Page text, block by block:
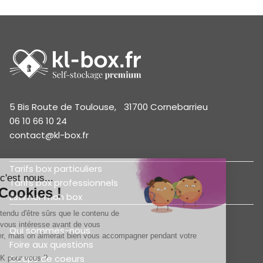
5 Bis Route de Toulouse, 31700 Cornebarrieu
06 10 66 10 24
contact@kl-box.fr
Tarifs box particuliers
Tarifs box professionnels
Estimer mon box
Qui sommes-nous
Foire aux questions
Coups de coeurs